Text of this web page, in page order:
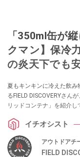
「350ml缶が
クマン】保冷
の炎天下でも
夏もキンキンに冷えた飲
るFIELD DISCOVERYさん
リッドコンテナ」を紹介し
イチオシスト
アウトドアチ
FIELD